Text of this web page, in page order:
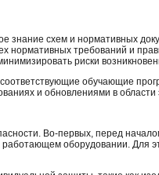
знание схем и нормативных
нормативных требований и
риски
обучающие
и обновлениями в
Во-первых, перед
оборудовании. Для